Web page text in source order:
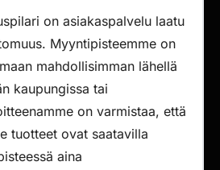
on asiakaspalvelu laatu
Myyntipisteemme on
mahdollisimman lähellä
kaupungissa tai
on varmistaa, että
tuotteet ovat saatavilla
aina